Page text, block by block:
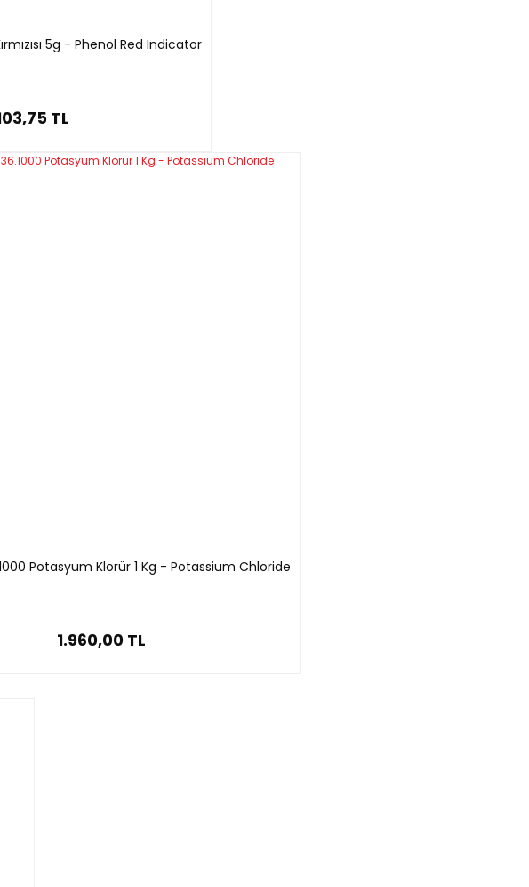
5g - Phenol Red Indicator
TL
Potasyum Klorür 1 Kg - Potassium Chloride
1.960,00 TL